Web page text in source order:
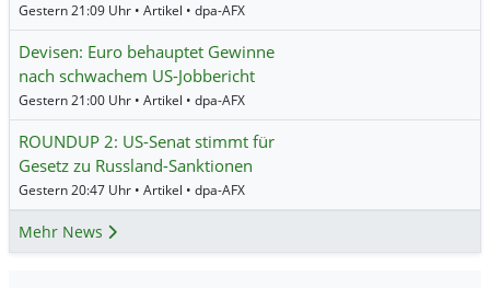
Gestern 21:09 Uhr • Artikel • dpa-AFX
Devisen: Euro behauptet Gewinne
nach schwachem US-Jobbericht
Gestern 21:00 Uhr • Artikel • dpa-AFX
ROUNDUP 2: US-Senat stimmt für
Gesetz zu Russland-Sanktionen
Gestern 20:47 Uhr • Artikel • dpa-AFX
Mehr News